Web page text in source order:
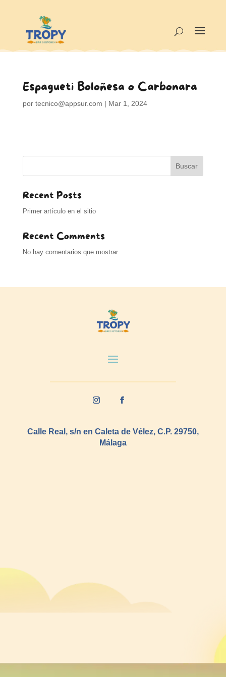
Espagueti Boloñesa o Carbonara
por tecnico@appsur.com | Mar 1, 2024
Buscar
Recent Posts
Primer artículo en el sitio
Recent Comments
No hay comentarios que mostrar.
Calle Real, s/n en Caleta de Vélez, C.P. 29750,
Málaga